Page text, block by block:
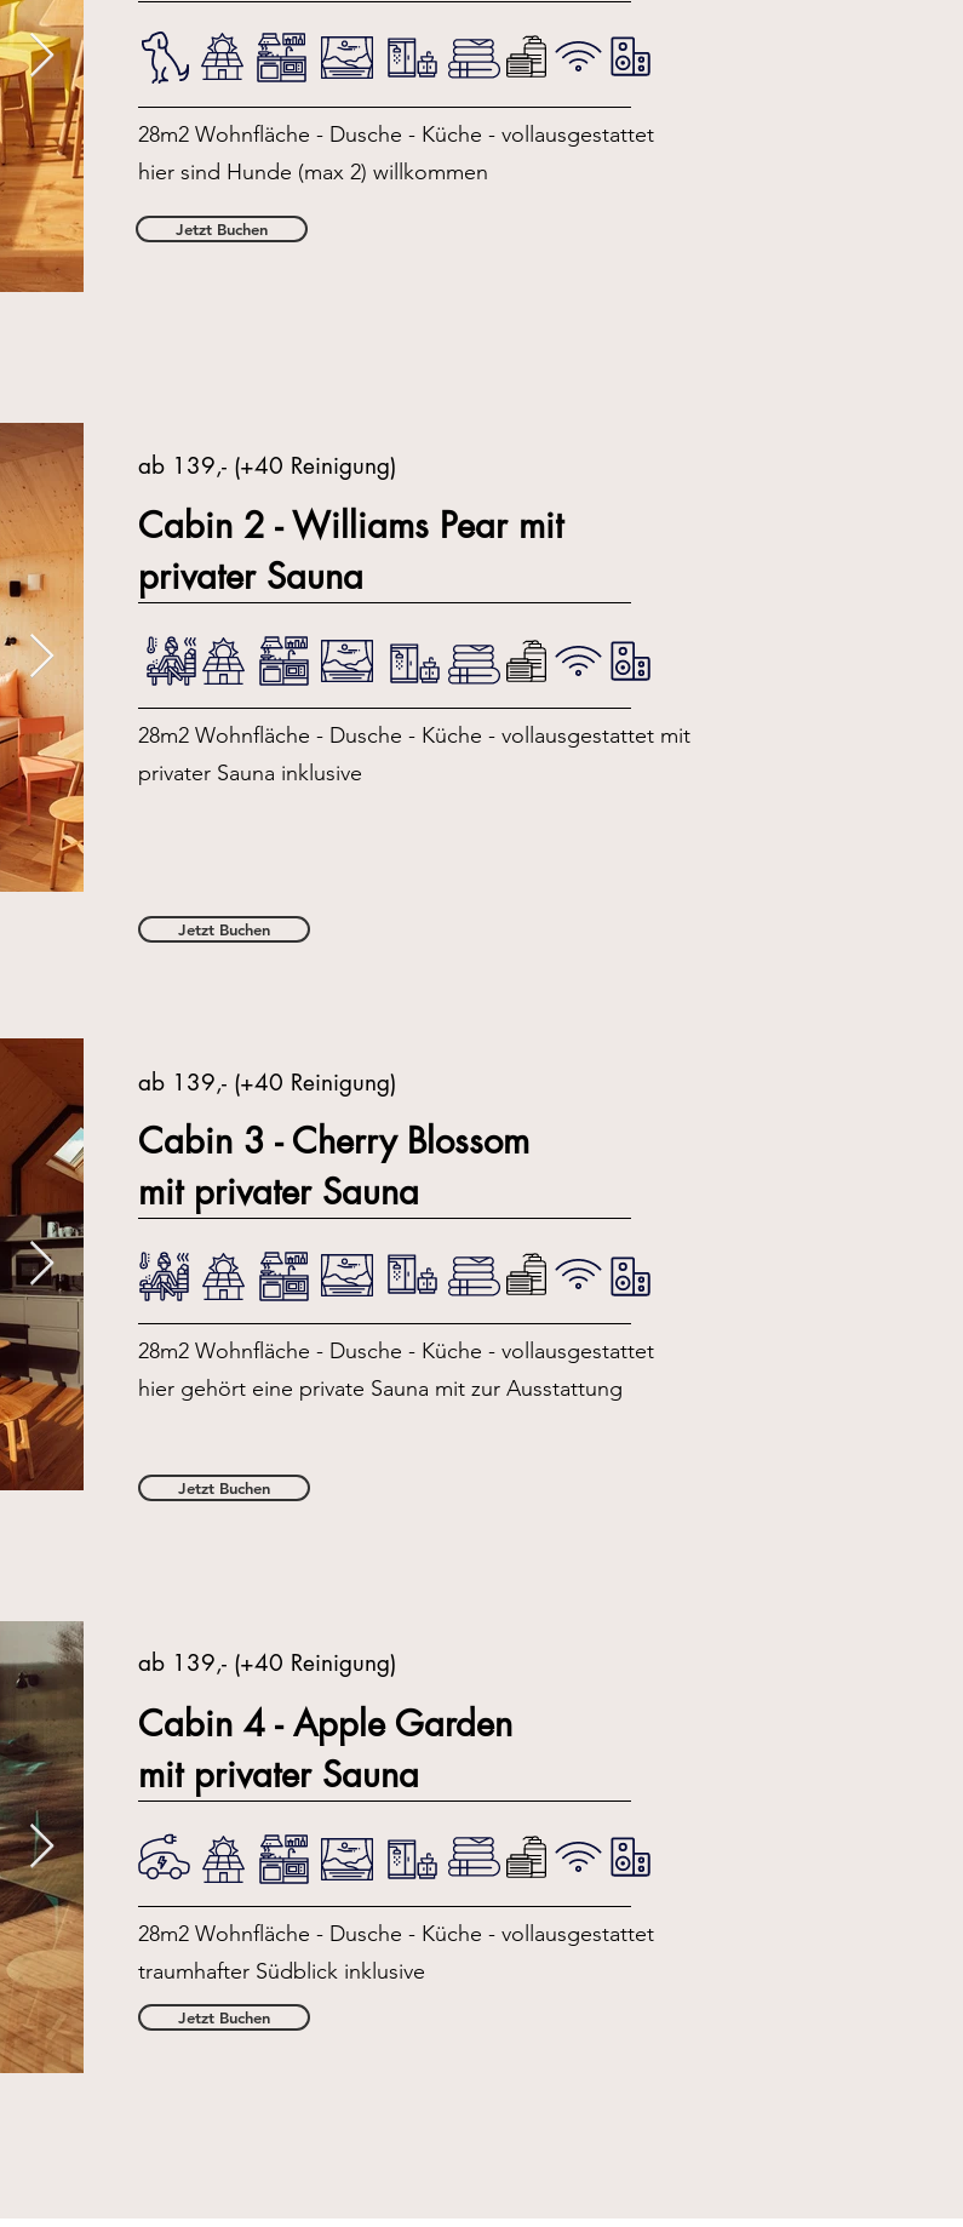
28m2 Wohnfläche - Dusche - Küche - vollausgestattet
hier sind Hunde (max 2) willkommen
Jetzt Buchen
ab 139,- (+40 Reinigung)
Cabin 2 - Williams Pear mit
privater Sauna
28m2 Wohnfläche - Dusche - Küche - vollausgestattet mit
privater Sauna inklusive
Jetzt Buchen
ab 139,- (+40 Reinigung)
Cabin 3 - Cherry Blossom
mit privater Sauna
28m2 Wohnfläche - Dusche - Küche - vollausgestattet
hier gehört eine private Sauna mit zur Ausstattung
Jetzt Buchen
ab 139,- (+40 Reinigung)
Cabin 4 - Apple Garden
mit privater Sauna
28m2 Wohnfläche - Dusche - Küche - vollausgestattet
traumhafter Südblick inklusive
Jetzt Buchen